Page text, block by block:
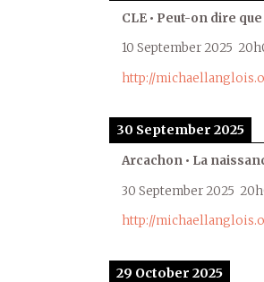
CLE • Peut-on dire
10 September 2025
http://
30 September 2025
Arcachon • La
30 September 2025
http://
29 October 2025